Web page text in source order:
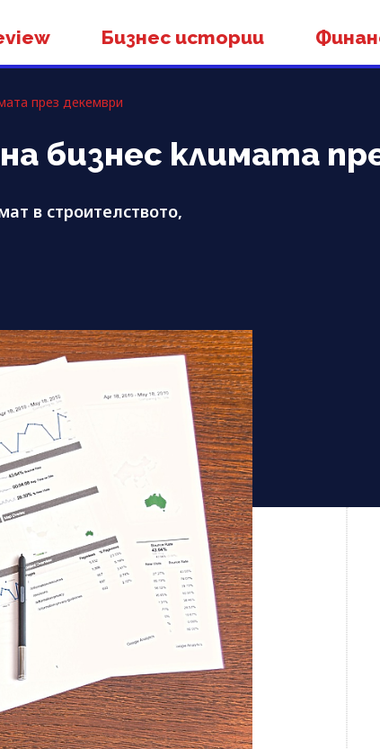
Бизнес истории
през декември
бизнес климата
в строителството,